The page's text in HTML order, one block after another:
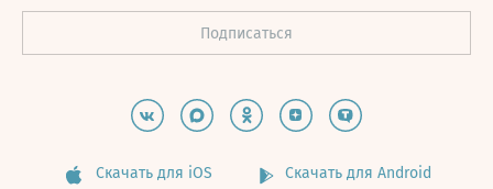
Скачать для iOS Скачать для Android